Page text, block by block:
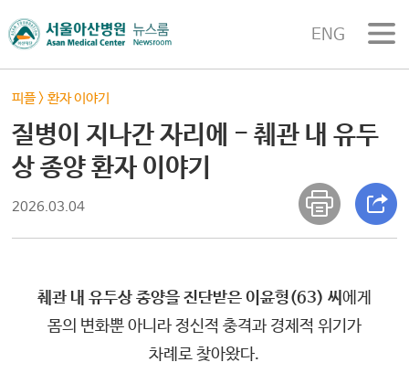
ENG
피플>환자 이야기
질병이 지나간 자리에 - 췌관 내 유두
상 종양 환자 이야기
2026.03.04
췌관 내 유두상 종양을 진단받은 이윤형(63) 씨 에게
몸의 변화뿐 아니라 정신적 충격과 경제적 위기가
차례로 찾아왔다.